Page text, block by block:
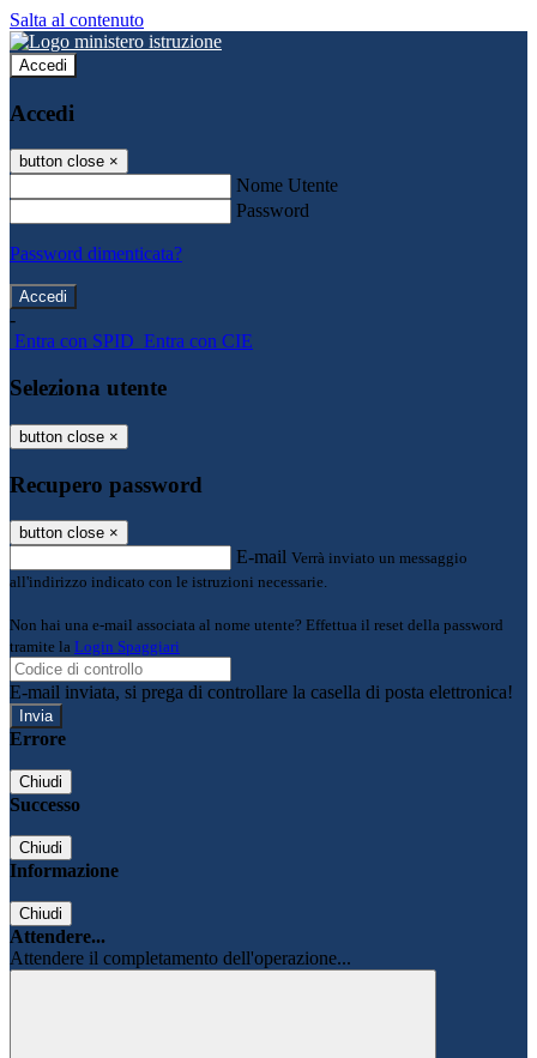
Salta al contenuto
Accedi
Accedi
button close ×
Nome Utente
Password
Password dimenticata?
-
Entra con SPID Entra con CIE
Seleziona utente
button close ×
Recupero password
button close ×
E-mail Verrà inviato un messaggio
all'indirizzo indicato con le istruzioni necessarie.
Non hai una e-mail associata al nome utente? Effettua il reset della password
tramite la Login Spaggiari
E-mail inviata, si prega di controllare la casella di posta elettronica!
Errore
Chiudi
Successo
Chiudi
Informazione
Chiudi
Attendere...
Attendere il completamento dell'operazione...